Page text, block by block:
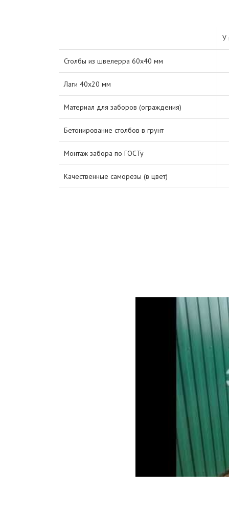
У
Столбы из швелерра 60х40 мм
Лаги 40х20 мм
Материал для заборов (ограждения)
Бетонирование столбов в грунт
Монтаж забора по ГОСТу
Качественные саморезы (в цвет)